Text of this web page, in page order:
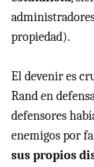
propiedad).
El devenir es
Rand en
defensores
enemigos por
sus propios